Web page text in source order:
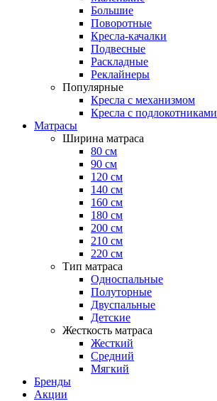
Большие
Поворотные
Кресла-качалки
Подвесные
Раскладные
Реклайнеры
Популярные
Кресла с механизмом
Кресла с подлокотниками
Матрасы
Ширина матраса
80 см
90 см
120 см
140 см
160 см
180 см
200 см
210 см
220 см
Тип матраса
Односпальные
Полуторные
Двуспальные
Детские
Жесткость матраса
Жесткий
Средний
Мягкий
Бренды
Акции